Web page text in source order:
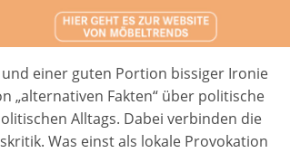
und einer guten Portion bissiger Ironie
„alternativen Fakten“ über politische
Alltags. Dabei verbinden die
Was einst als lokale Provokation